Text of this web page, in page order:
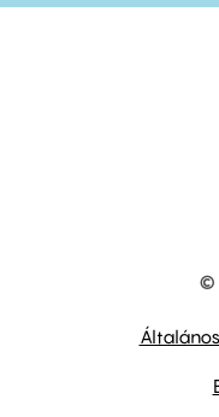
©